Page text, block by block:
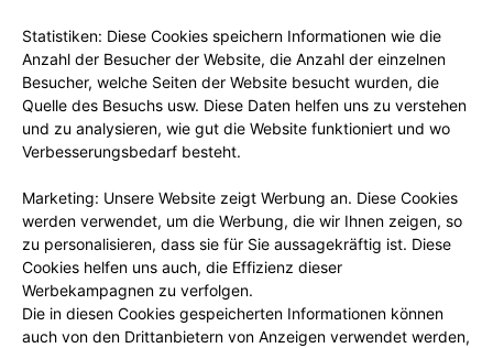
Statistiken: Diese Cookies speichern Informationen wie die
Anzahl der Besucher der Website, die Anzahl der einzelnen
Besucher, welche Seiten der Website besucht wurden, die
Quelle des Besuchs usw. Diese Daten helfen uns zu verstehen
und zu analysieren, wie gut die Website funktioniert und wo
Verbesserungsbedarf besteht.
Marketing: Unsere Website zeigt Werbung an. Diese Cookies
werden verwendet, um die Werbung, die wir Ihnen zeigen, so
zu personalisieren, dass sie für Sie aussagekräftig ist. Diese
Cookies helfen uns auch, die Effizienz dieser
Werbekampagnen zu verfolgen.
Die in diesen Cookies gespeicherten Informationen können
auch von den Drittanbietern von Anzeigen verwendet werden,